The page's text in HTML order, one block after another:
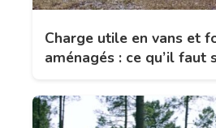
Charge utile en vans et
aménagés : ce qu’il faut